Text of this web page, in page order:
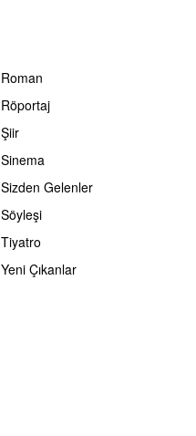
Roman
Röportaj
Şiir
Sinema
Sizden Gelenler
Söyleşi
Tiyatro
Yeni Çıkanlar